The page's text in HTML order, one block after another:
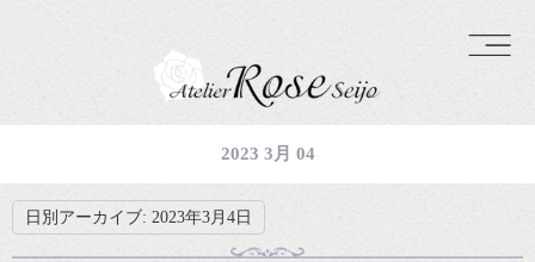
2023 3月 04
日別アーカイブ: 2023年3月4日